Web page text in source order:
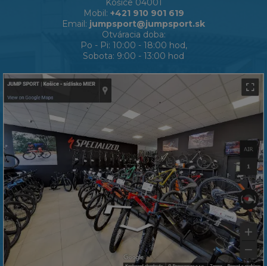
Košice 04001
Mobil: +421 910 901 619
Email: jumpsport@jumpsport.sk
Otváracia doba:
Po - Pi: 10:00 - 18:00 hod,
Sobota: 9:00 - 13:00 hod